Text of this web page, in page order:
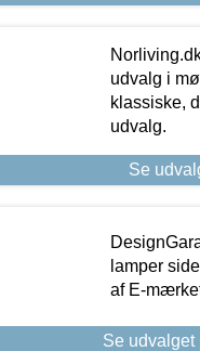
udvalg i
klassiske,
udvalg.
Se
lamper
af E-
Se udvalget